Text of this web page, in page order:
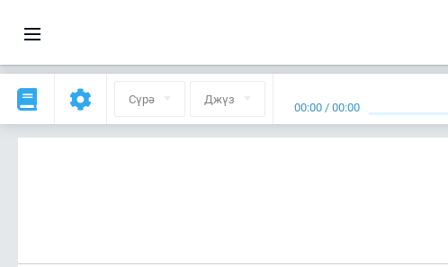
Сүрә Джүз 00:00 /00:00